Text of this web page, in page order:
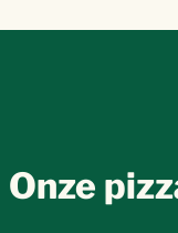
Onze